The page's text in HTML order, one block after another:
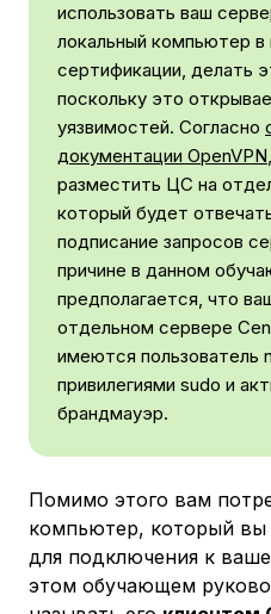
использовать ваш
локальный компьютер в
сертификации, делать
поскольку это
уязвимостей. Согласно
документации OpenVPN
разместить ЦС на
который будет
подписание запросов
причине в данном
предполагается, что
отдельном сервере
имеются пользователь
привилегиями sudo и
брандмауэр.
Помимо этого вам
компьютер, который вы
для подключения к
этом обучающем